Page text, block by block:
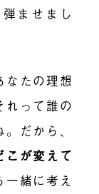
ませまし
なたの理想
れって誰の
だから、
こが変えて
緒に考え